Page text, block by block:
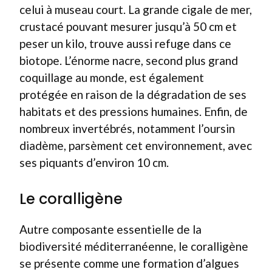
celui à museau court. La grande cigale de mer,
crustacé pouvant mesurer jusqu’à 50 cm et
peser un kilo, trouve aussi refuge dans ce
biotope. L’énorme nacre, second plus grand
coquillage au monde, est également
protégée en raison de la dégradation de ses
habitats et des pressions humaines. Enfin, de
nombreux invertébrés, notamment l’oursin
diadème, parsèment cet environnement, avec
ses piquants d’environ 10 cm.
Le coralligène
Autre composante essentielle de la
biodiversité méditerranéenne, le coralligène
se présente comme une formation d’algues